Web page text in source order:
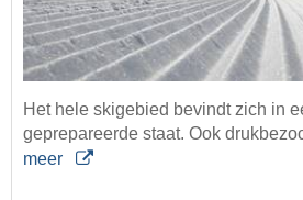
Het hele skigebied bevindt zich in
geprepareerde staat. Ook
meer